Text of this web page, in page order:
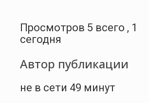
Просмотров 5 всего , 1
сегодня
Автор публикации
не в сети 49 минут